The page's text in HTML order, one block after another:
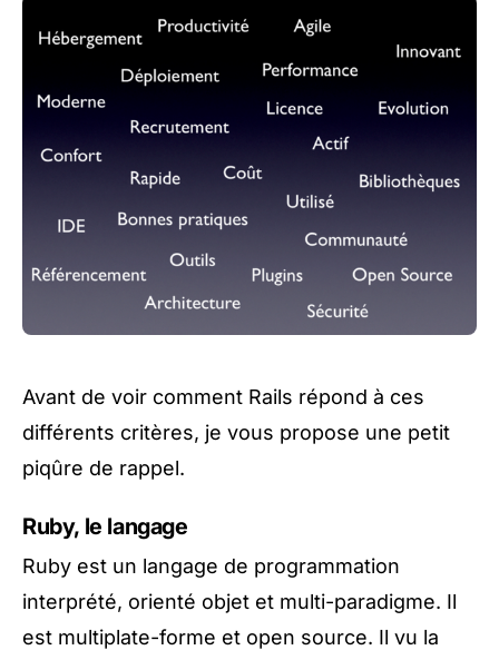
Avant de voir comment Rails répond à ces
différents critères, je vous propose une petit
piqûre de rappel.
Ruby, le langage
Ruby est un langage de programmation
interprété, orienté objet et multi-paradigme. Il
est multiplate-forme et open source. Il vu la